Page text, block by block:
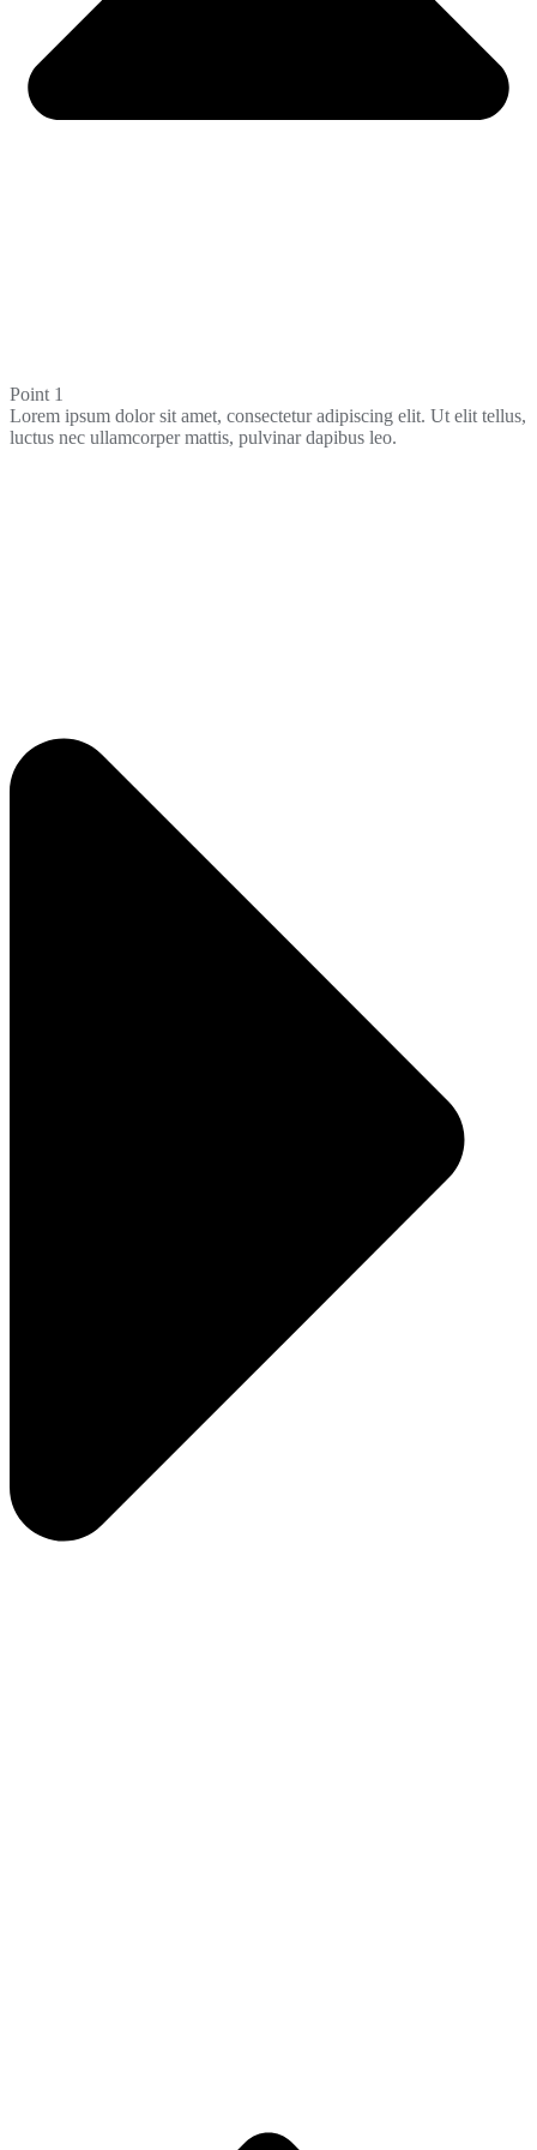
Point 1
Lorem ipsum dolor sit amet, consectetur adipiscing elit. Ut elit tellus,
luctus nec ullamcorper mattis, pulvinar dapibus leo.